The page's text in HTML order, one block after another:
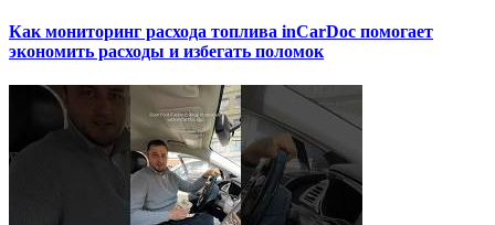
Как мониторинг расхода топлива inCarDoc помогает
экономить расходы и избегать поломок